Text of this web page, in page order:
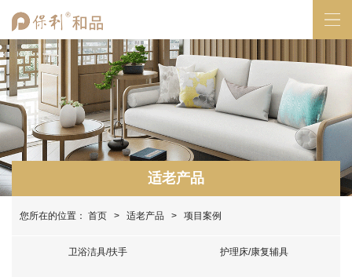
适老产品
您所在的位置： 首页 > 适老产品 > 项目案例
卫浴洁具/扶手 护理床/康复辅具